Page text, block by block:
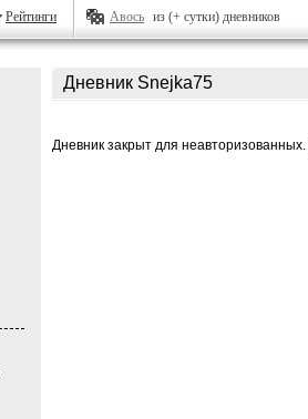
Рейтинги Авось из (+ сутки) дневников
Дневник Snejka75
Дневник закрыт для неавторизованных.